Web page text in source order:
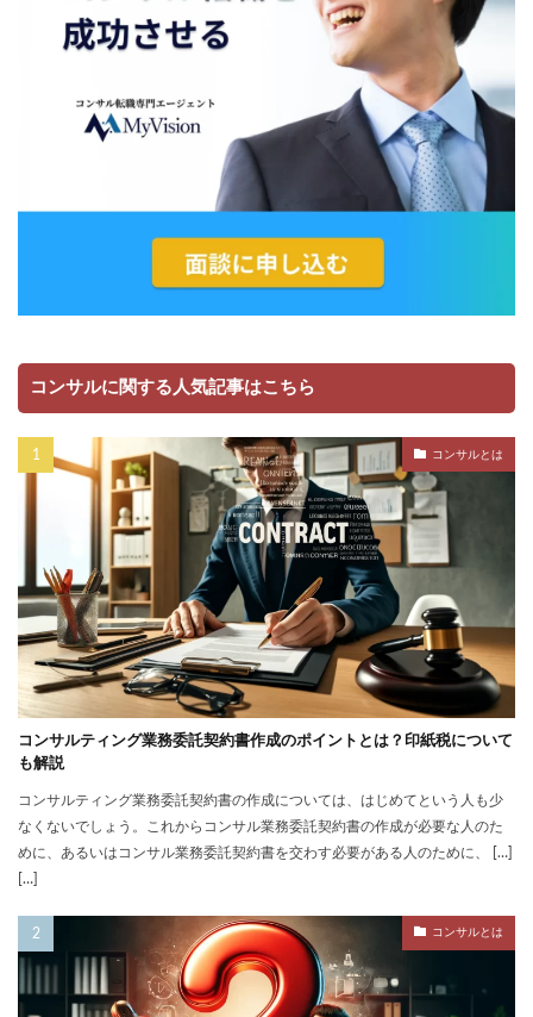
コンサルに関する人気記事はこちら
コンサルとは
コンサルティング業務委託契約書作成のポイントとは？印紙税について
も解説
コンサルティング業務委託契約書の作成については、はじめてという人も少
なくないでしょう。これからコンサル業務委託契約書の作成が必要な人のた
めに、あるいはコンサル業務委託契約書を交わす必要がある人のために、 […]
[…]
コンサルとは